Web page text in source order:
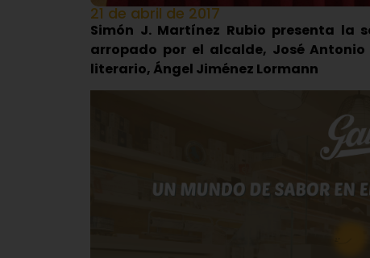
21 de abril de 2017
Simón J. Martínez Rubio presenta
arropado por el alcalde, José
literario, Ángel Jiménez Lormann